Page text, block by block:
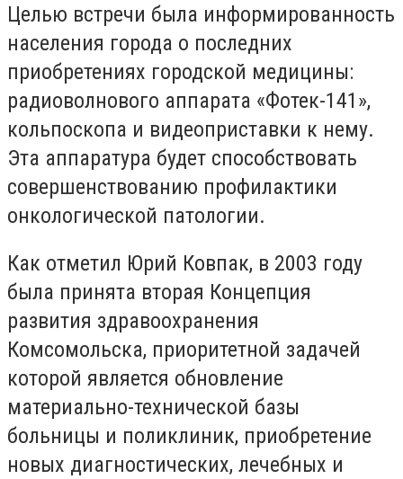
Целью встречи была информированность
населения города о последних
приобретениях городской медицины:
радиоволнового аппарата «Фотек-141»,
кольпоскопа и видеоприставки к нему.
Эта аппаратура будет способствовать
совершенствованию профилактики
онкологической патологии.
Как отметил Юрий Ковпак, в 2003 году
была принята вторая Концепция
развития здравоохранения
Комсомольска, приоритетной задачей
которой является обновление
материально-технической базы
больницы и поликлиник, приобретение
новых диагностических, лечебных и